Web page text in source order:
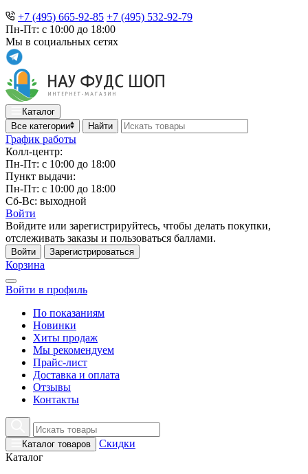
+7 (495) 665-92-85 +7 (495) 532-92-79
Пн-Пт: с 10:00 до 18:00
Мы в социальных сетях
Каталог
Все категории
Найти
График работы
Колл-центр:
Пн-Пт: с 10:00 до 18:00
Пункт выдачи:
Пн-Пт: с 10:00 до 18:00
Сб-Вс: выходной
Войти
Войдите или зарегистрируйтесь, чтобы делать покупки,
отслеживать заказы и пользоваться баллами.
Войти Зарегистрироваться
Корзина
Войти в профиль
По показаниям
Новинки
Хиты продаж
Мы рекомендуем
Прайс-лист
Доставка и оплата
Отзывы
Контакты
Каталог товаров
Скидки
Каталог